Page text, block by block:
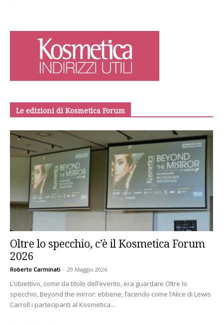
Le edizioni di Kosmetica Forum
Oltre lo specchio, c’è il Kosmetica Forum
2026
Roberto Carminati - 29 Maggio 2026
L’obiettivo, come da titolo dell’evento, era guardare Oltre lo
specchio, Beyond the mirror: ebbene, facendo come l’Alice di Lewis
Carroll i partecipanti al Kosmetica...